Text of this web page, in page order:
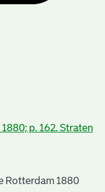
p. 162. Straten
Rotterdam 1880